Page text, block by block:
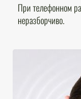
При телефонном
неразборчиво.